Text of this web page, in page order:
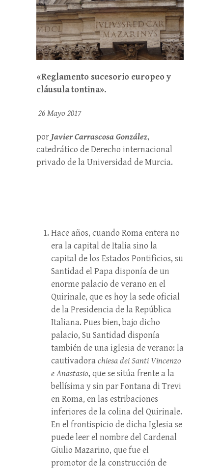
«Reglamento sucesorio europeo y
cláusula tontina».
26 Mayo 2017
por Javier Carrascosa González,
catedrático de Derecho internacional
privado de la Universidad de Murcia.
Hace años, cuando Roma entera no
era la capital de Italia sino la
capital de los Estados Pontificios, su
Santidad el Papa disponía de un
enorme palacio de verano en el
Quirinale, que es hoy la sede oficial
de la Presidencia de la República
Italiana. Pues bien, bajo dicho
palacio, Su Santidad disponía
también de una iglesia de verano: la
cautivadora chiesa dei Santi Vincenzo
e Anastasio, que se sitúa frente a la
bellísima y sin par Fontana di Trevi
en Roma, en las estribaciones
inferiores de la colina del Quirinale.
En el frontispicio de dicha Iglesia se
puede leer el nombre del Cardenal
Giulio Mazarino, que fue el
promotor de la construcción de